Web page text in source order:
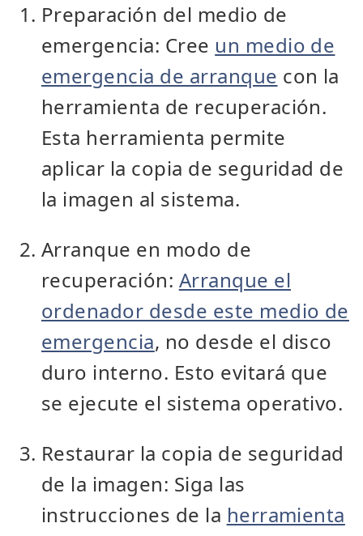
Preparación del medio de
emergencia: Cree un medio de
emergencia de arranque con la
herramienta de recuperación.
Esta herramienta permite
aplicar la copia de seguridad de
la imagen al sistema.
Arranque en modo de
recuperación: Arranque el
ordenador desde este medio de
emergencia, no desde el disco
duro interno. Esto evitará que
se ejecute el sistema operativo.
Restaurar la copia de seguridad
de la imagen: Siga las
instrucciones de la herramienta